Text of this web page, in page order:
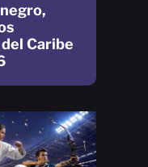
Caribe